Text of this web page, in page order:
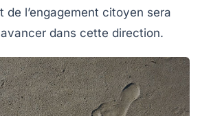
de l’engagement citoyen sera
dans cette direction.